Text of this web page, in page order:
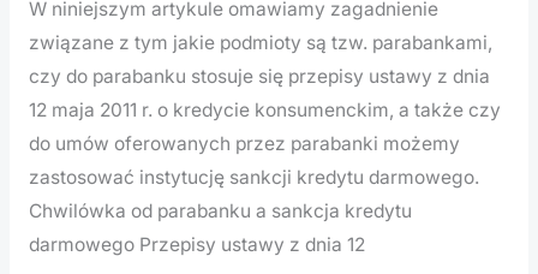
W niniejszym artykule omawiamy zagadnienie
związane z tym jakie podmioty są tzw. parabankami,
czy do parabanku stosuje się przepisy ustawy z dnia
12 maja 2011 r. o kredycie konsumenckim, a także czy
do umów oferowanych przez parabanki możemy
zastosować instytucję sankcji kredytu darmowego.
Chwilówka od parabanku a sankcja kredytu
darmowego Przepisy ustawy z dnia 12